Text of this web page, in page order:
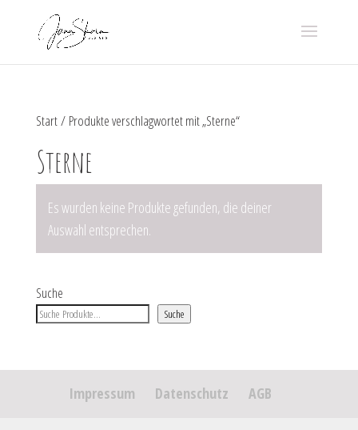
Start/ Produkte verschlagwortet mit „Sterne“
Sterne
Es wurden keine Produkte gefunden, die deiner
Auswahl entsprechen.
Suche
Suche
Impressum Datenschutz AGB